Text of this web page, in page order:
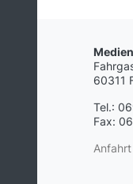
60311
Tel.:
Fax:
Anfahrt